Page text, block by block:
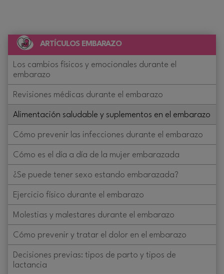
ARTÍCULOS EMBARAZO
Los cambios físicos y emocionales durante el
embarazo
Revisiones médicas durante el embarazo
Alimentación saludable y suplementos en el embarazo
Cómo prevenir las infecciones durante el embarazo
Cómo es el día a día de la mujer embarazada
¿Se puede tener sexo estando embarazada?
Ejercicio físico durante el embarazo
Molestias y malestares durante el embarazo
Cómo prevenir y tratar el dolor en el embarazo
Decisiones previas: tipos de parto y tipos de
lactancia